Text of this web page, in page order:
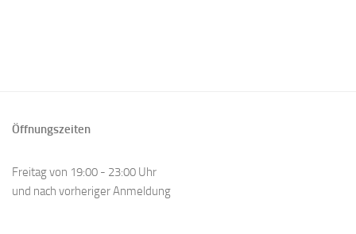
Öffnungszeiten
Freitag von 19:00 - 23:00 Uhr
und nach vorheriger Anmeldung